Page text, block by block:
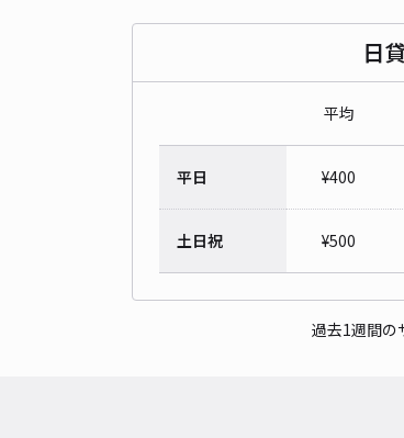
日
平均
平日 ¥400
土日祝 ¥500
過去1週間の